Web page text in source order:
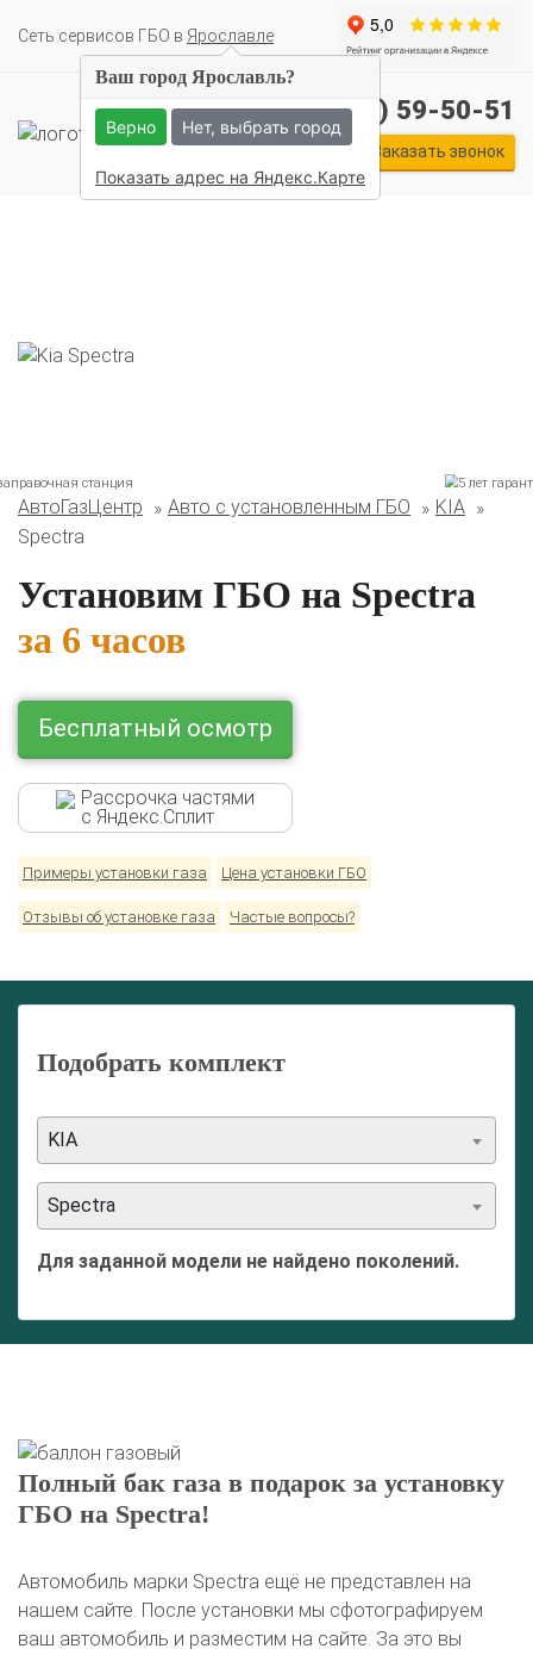
Cеть сервисов ГБО в Ярославле
Комплекты ГБО на иномарки:
Skoda Toyota Volkswagen
+7 (4852) 59-50-51
Заказать звонок
АвтоГазЦентр Авто с установленным ГБО
KIA
Spectra
Установим ГБО на Spectra
за 6 часов
Бесплатный осмотр
Рассрочка частями
с Яндекс.Сплит
Примеры установки газа Цена установки ГБО
Отзывы об установке газа Частые вопросы?
Подобрать комплект
KIA
Spectra
Для заданной модели не найдено поколений.
Полный бак газа в подарок за установку
ГБО на Spectra!
Автомобиль марки Spectra ещё не представлен на
нашем сайте. После установки мы сфотографируем
ваш автомобиль и разместим на сайте. За это вы
Ваш город Ярославль?
Верно Нет, выбрать город
Показать адрес на Яндекс.Карте